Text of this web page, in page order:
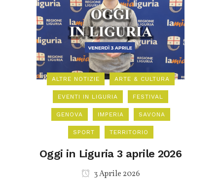
ALTRE NOTIZIE ARTE & CULTURA
EVENTI IN LIGURIA FESTIVAL
GENOVA IMPERIA SAVONA
SPORT TERRITORIO
Oggi in Liguria 3 aprile 2026
3 Aprile 2026